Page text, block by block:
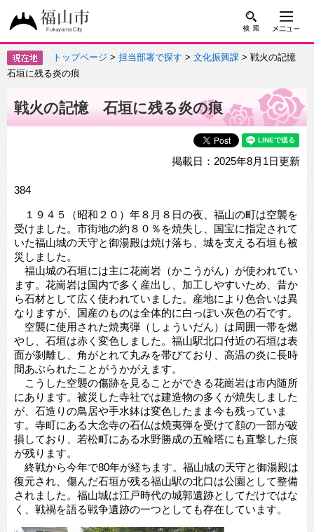
トップページ>担当部署で探す>文化振興課> 戦火の記憶
石垣に残る炎の痕
戦火の記憶 石垣に残る炎の痕
掲載日：2025年8月1日更新
384
１９４５（昭和２０）年８月８日の夜、福山の町は空襲を
受けました。市街地の約８０％を焼失し、国宝に指定されて
いた福山城の天守と御湯殿は焼け落ち、城を支える石垣も被
災しました。
福山城の石垣には主に花崗岩（かこうがん）が使われてい
ます。花崗岩は国内で多く産出し、加工しやすいため、昔か
ら石材として広く使われていました。産地により色合いは異
なりますが、国産のものは全体的に白っぽい灰色の石です。
空襲に使用された焼夷弾（しょういだん）は周囲一帯を燃
やし、石垣は赤く変色しました。福山駅北口付近の石垣は表
面が剝離し、角がとれて丸みを帯びており、高温の炎に長時
間あぶられたことがうかがえます。
こうした空襲の傷跡を見ることができる花崗岩は市内随所
にあります。被災した寺社では建造物の多くが焼失しました
が、石造りの鳥居や手水鉢は変色したまま今も残っていま
す。寺町にある大念寺の石仏は焼夷弾を受けて顔の一部が破
損しており、若松町にある水野勝成の五輪塔にも直撃した痕
が残ります。
終戦から今年で80年が経ちます。福山城の天守と御湯殿は
復元され、傷んだ石垣が残る福山駅の北口は公園として整備
されました。福山城は江戸時代の城郭遺跡としてだけではな
く、戦禍を語る戦争遺跡の一つとしても存在しています。